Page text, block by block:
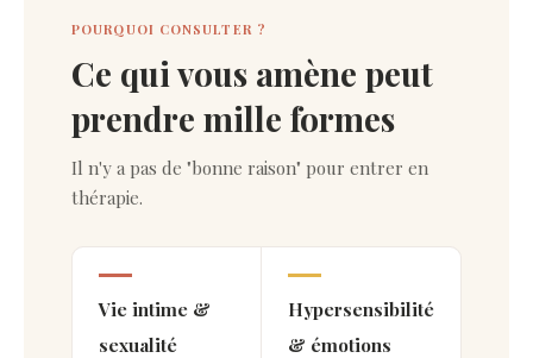
POURQUOI CONSULTER ?
Ce qui vous amène peut
prendre mille formes
Il n'y a pas de "bonne raison" pour entrer en
thérapie.
Vie intime &
sexualité
Hypersensibilité
& émotions